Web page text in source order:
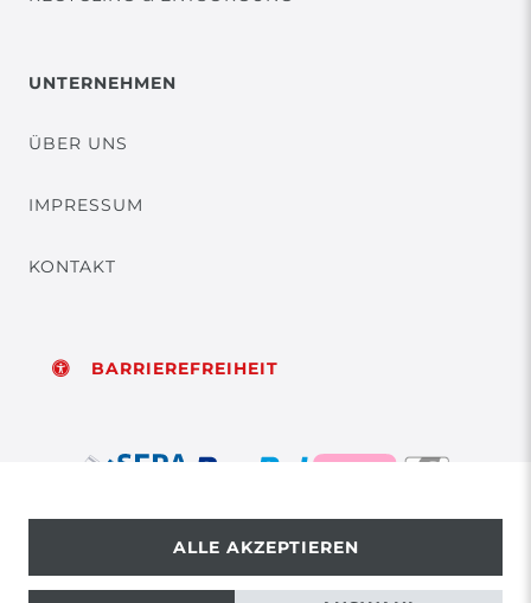
UNTERNEHMEN
ÜBER UNS
IMPRESSUM
KONTAKT
BARRIEREFREIHEIT
© Copyright 2026 | Alle Rechte vorbehalten.
ALLE AKZEPTIEREN